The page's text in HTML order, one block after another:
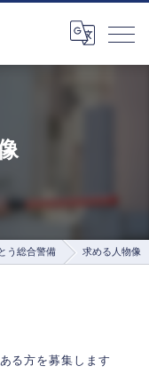
う総合警備 求める人物像
る方を募集します